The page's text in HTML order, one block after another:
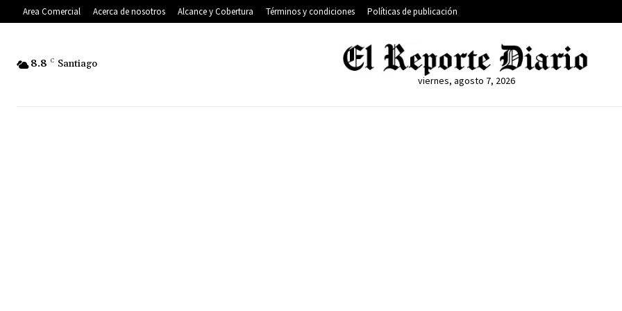
Area Comercial Acerca de nosotros Alcance y Cobertura Términos y condiciones Políticas de publicación
8.8 C Santiago
viernes, agosto 7, 2026